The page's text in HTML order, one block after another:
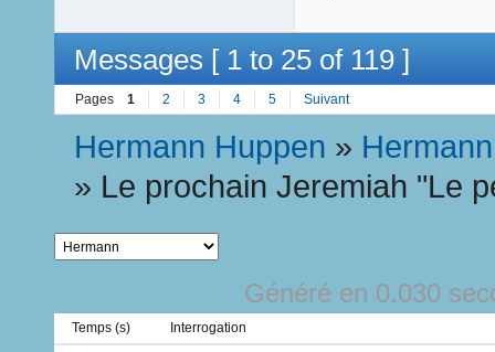
Messages [ 1 to 25 of 119 ]
Pages 1 2 3 4 5 Suivant
Hermann Huppen » Hermann
» Le prochain Jeremiah "Le
Généré en 0.030
Temps (s) Interrogation